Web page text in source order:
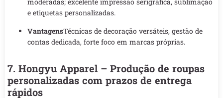
moderadas; excelente impressão serigráfica, sublimação
e etiquetas personalizadas.
VantagensTécnicas de decoração versáteis, gestão de
contas dedicada, forte foco em marcas próprias.
7. Hongyu Apparel – Produção de roupas
personalizadas com prazos de entrega
rápidos